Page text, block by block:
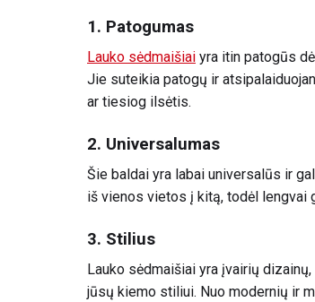
1. Patogumas
Lauko sėdmaišiai yra itin patogūs
Jie suteikia patogų ir
ar tiesiog ilsėtis.
2. Universalumas
Šie baldai yra labai universalūs ir
iš vienos vietos į kitą, todėl lengvai
3. Stilius
Lauko sėdmaišiai yra įvairių
jūsų kiemo stiliui. Nuo modernių ir